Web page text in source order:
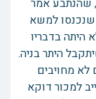
שהנתבע אמר
שנכנסו למשא
היתה בדבריו
היתר בניה.
לא מחויבים
למכור דוקא